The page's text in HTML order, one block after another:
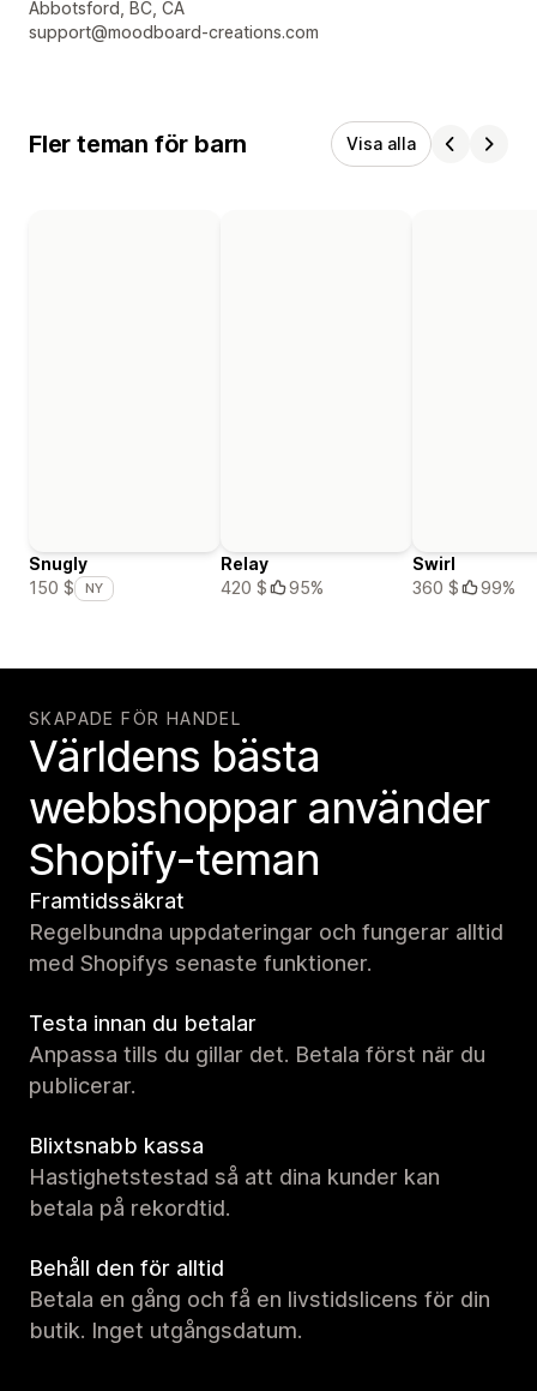
Designerns kontaktuppgifter
Abbotsford, BC, CA
support@moodboard-creations.com
Fler teman för barn Visa alla
Snugly
150 $
NY
Relay
420 $
95%
Swirl
360 $
99%
SKAPADE FÖR HANDEL
Världens bästa
webbshoppar använder
Shopify-teman
Framtidssäkrat
Regelbundna uppdateringar och fungerar alltid
med Shopifys senaste funktioner.
Testa innan du betalar
Anpassa tills du gillar det. Betala först när du
publicerar.
Blixtsnabb kassa
Hastighetstestad så att dina kunder kan
betala på rekordtid.
Behåll den för alltid
Betala en gång och få en livstidslicens för din
butik. Inget utgångsdatum.